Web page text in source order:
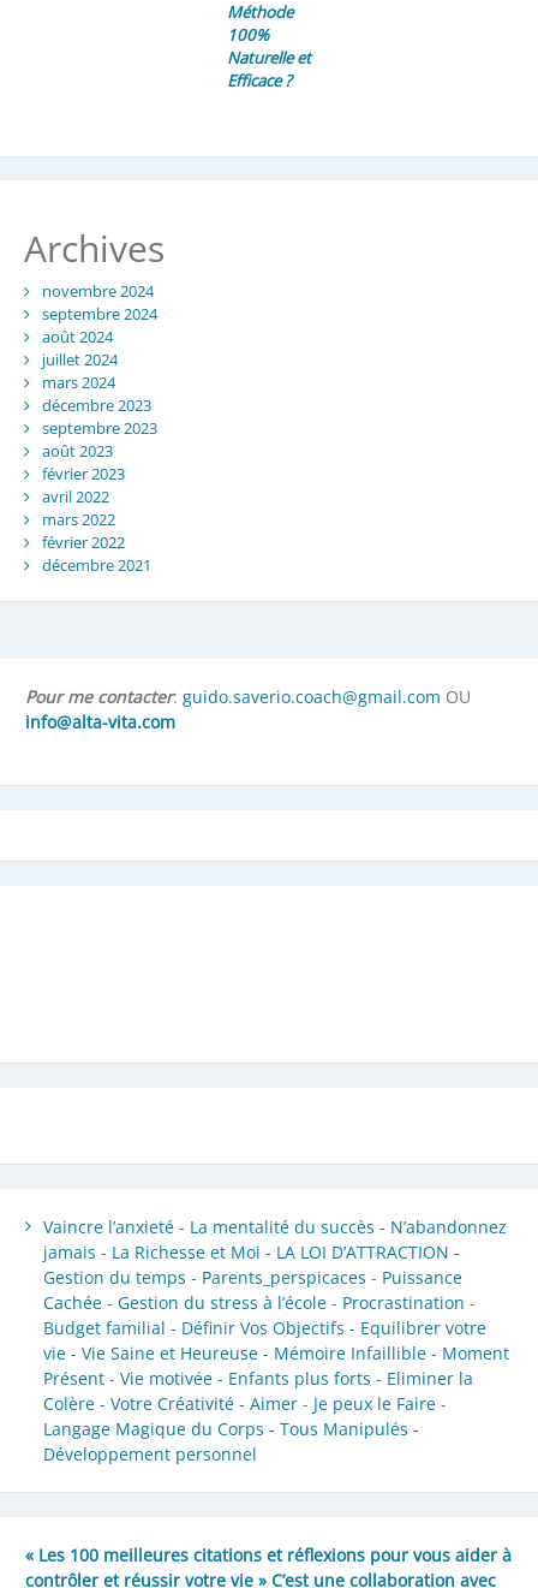
Méthode
100%
Naturelle et
Efficace ?
Archives
novembre 2024
septembre 2024
août 2024
juillet 2024
mars 2024
décembre 2023
septembre 2023
août 2023
février 2023
avril 2022
mars 2022
février 2022
décembre 2021
Pour me contacter: guido.saverio.coach@gmail.com OU
info@alta-vita.com
Vaincre l’anxieté - La mentalité du succès - N’abandonnez
jamais - La Richesse et Moi - LA LOI D’ATTRACTION -
Gestion du temps - Parents_perspicaces - Puissance
Cachée - Gestion du stress à l’école - Procrastination -
Budget familial - Définir Vos Objectifs - Equilibrer votre
vie - Vie Saine et Heureuse - Mémoire Infaillible - Moment
Présent - Vie motivée - Enfants plus forts - Eliminer la
Colère - Votre Créativité - Aimer - Je peux le Faire -
Langage Magique du Corps - Tous Manipulés -
Développement personnel
« Les 100 meilleures citations et réflexions pour vous aider à
contrôler et réussir votre vie » C’est une collaboration avec